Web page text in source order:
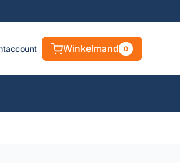
Winkelmand 0